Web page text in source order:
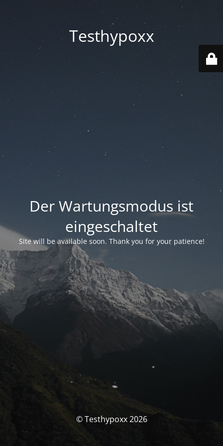
Testhypoxx
Der Wartungsmodus ist
eingeschaltet
Site will be available soon. Thank you for your patience!
© Testhypoxx 2026